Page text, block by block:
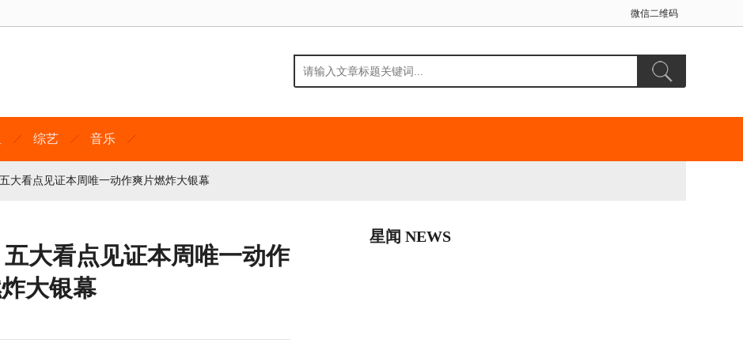
微信二维码
综艺 音乐
大看点见证本周唯一动作爽片燃炸大银幕
五大看点见证本周唯一动作
大银幕
星闻 NEWS